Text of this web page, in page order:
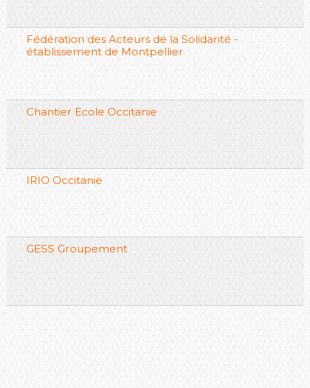
Fédération des Acteurs de la Solidarité -
établissement de Montpellier
Chantier Ecole Occitanie
IRIO Occitanie
GESS Groupement